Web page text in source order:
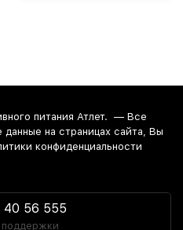
питания Атлет. — Все
на страницах сайта, Вы
конфиденциальности
40 56 555